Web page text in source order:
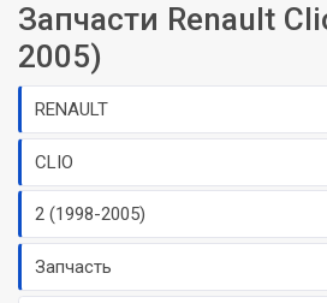
Запчасти Renault
2005)
RENAULT
CLIO
2 (1998-2005)
Запчасть